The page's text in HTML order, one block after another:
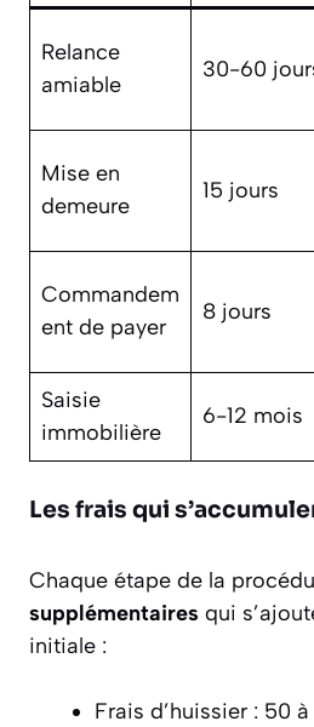
Relance
amiable
30-60
Mise en
demeure
15 jours
Commandem
ent de payer
8 jours
Saisie
immobilière
6-12 mois
Les frais qui
Chaque étape de la
supplémentaires qui
initiale :
Frais d’huissier : 50